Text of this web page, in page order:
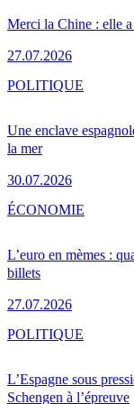
Merci la Chine : elle
27.07.2026
Une enclave
la mer
30.07.2026
POLITIQUE
L’euro en mèmes :
billets
27.07.2026
ÉCONOMIE
L’Espagne sous
Schengen à l’épreuve
POLITIQUE